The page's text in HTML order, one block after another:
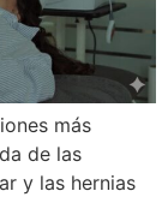
más
de las
y las hernias